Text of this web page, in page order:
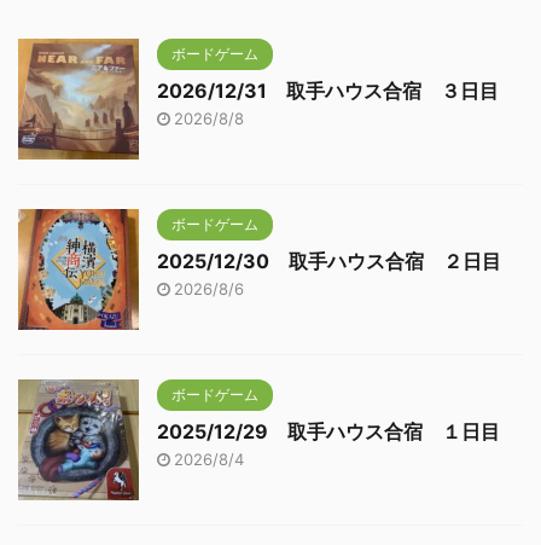
ボードゲーム
2026/12/31 取手ハウス合宿 ３日目
2026/8/8
ボードゲーム
2025/12/30 取手ハウス合宿 ２日目
2026/8/6
ボードゲーム
2025/12/29 取手ハウス合宿 １日目
2026/8/4